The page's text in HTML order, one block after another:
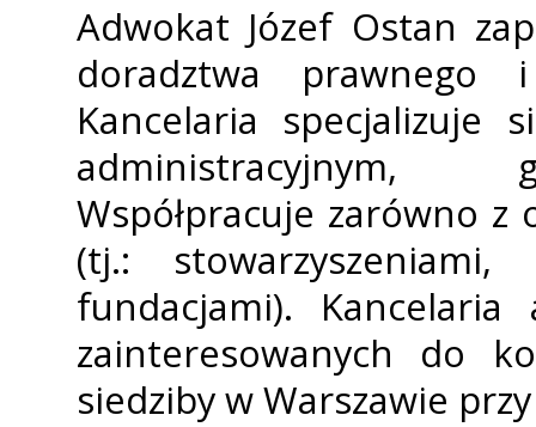
Adwokat Józef Ostafin
doradztwa prawnego
Kancelaria specjalizuje
administracyjnym,
Współpracuje zarówno z
(tj.: stowarzyszeniami,
fundacjami). Kancelaria
zainteresowanych do
siedziby w Warszawie